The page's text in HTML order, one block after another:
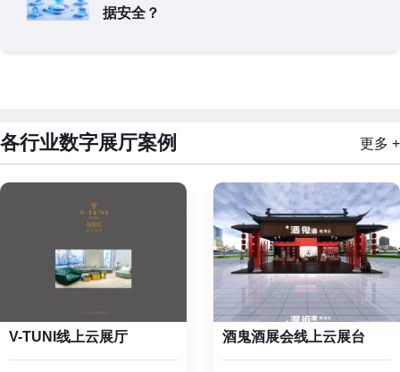
据安全？
各行业数字展厅案例 更多 +
V-TUNI线上云展厅 酒鬼酒展会线上云展台